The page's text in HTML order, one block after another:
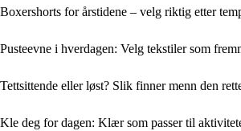
Boxershorts for årstidene – velg riktig etter
Pusteevne i hverdagen: Velg tekstiler som
Tettsittende eller løst? Slik finner menn den
Kle deg for dagen: Klær som passer til